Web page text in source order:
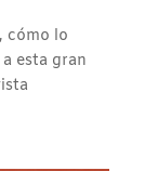
cómo lo
esta gran